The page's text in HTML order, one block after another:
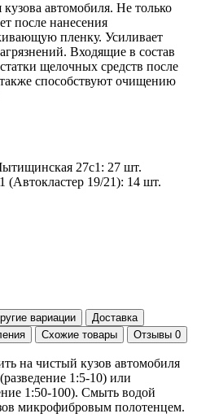
автомобиля. Не только
после нанесения
пленку. Усиливает
Входящие в состав
щелочных средств после
способствуют очищению
27с1: 27 шт.
(Автокластер 19/21): 14 шт.
вариации
Доставка
Схожие товары Отзывы 0
на чистый кузов автомобиля
1:5-10) или
1:50-100). Смыть водой
микрофибровым полотенцем.